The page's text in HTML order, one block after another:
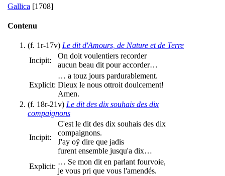
Gallica [1708]
Contenu
(f. 1r-17v) Le dit d'Amours, de Nature et de Terre
Incipit:
On doit voulentiers recorder
aucun beau dit pour accorder…
Explicit:
… a touz jours pardurablement.
Dieux le nous ottroit doulcement!
Amen.
(f. 18r-21v) Le dit des dix souhais des dix
compaignons
Incipit:
C'est le dit des dix souhais des dix
compaignons.
J'ay oÿ dire que jadis
furent ensemble jusqu'a dix…
Explicit:
… Se mon dit en parlant fourvoie,
je vous pri que vous l'amendés.